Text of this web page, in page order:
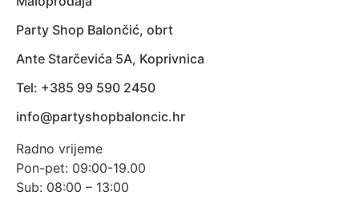
Party Shop Balončić, obrt
Ante Starčevića 5A, Koprivnica
Tel: +385 99 590 2450
info@partyshopbaloncic.hr
Radno vrijeme
Pon-pet: 09:00-19.00
Sub: 08:00 – 13:00